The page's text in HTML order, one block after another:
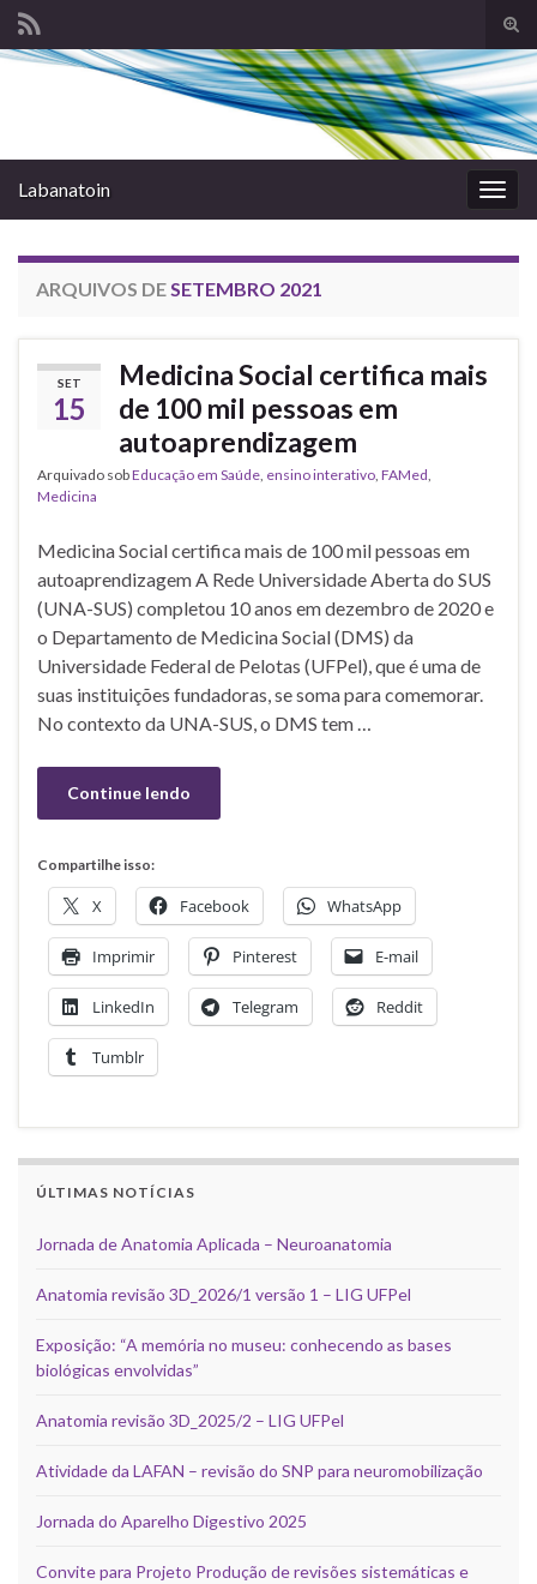
de
Search for:
Labanatoin
ARQUIVOS DESETEMBRO 2021
SET
15
Medicina Social certifica mais
de 100 mil pessoas em
autoaprendizagem
Arquivado sobEducação em Saúde, ensino interativo, FAMed,
Medicina
Medicina Social certifica mais de 100 mil pessoas em
autoaprendizagem A Rede Universidade Aberta do SUS
(UNA-SUS) completou 10 anos em dezembro de 2020 e
o Departamento de Medicina Social (DMS) da
Universidade Federal de Pelotas (UFPel), que é uma de
suas instituições fundadoras, se soma para comemorar.
No contexto da UNA-SUS, o DMS tem …
Continue lendo
Compartilhe isso:
X Facebook WhatsApp
Imprimir Pinterest E-mail
LinkedIn Telegram Reddit
Tumblr
ÚLTIMAS NOTÍCIAS
Jornada de Anatomia Aplicada – Neuroanatomia
Anatomia revisão 3D_2026/1 versão 1 – LIG UFPel
Exposição: “A memória no museu: conhecendo as bases
biológicas envolvidas”
Anatomia revisão 3D_2025/2 – LIG UFPel
Atividade da LAFAN – revisão do SNP para neuromobilização
Jornada do Aparelho Digestivo 2025
Convite para Projeto Produção de revisões sistemáticas e